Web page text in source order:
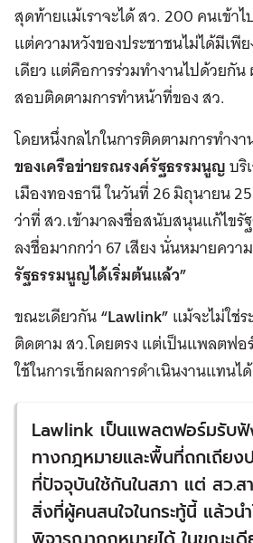
สุดท้ายแม้เราจะได้ สว. 200 คนเข้า
แต่ความหวังของประชาชนไม่ได้มีเพี
เดียว แต่คือการร่วมทำงานไปด้วยกัน
สอบติดตามการทำหน้าที่ของ สว.
โดยหนึ่งกลไกในการติดตามการทำง
ของเครือข่ายรณรงค์รัฐธรรมนูญบ
เมืองทองธานี ในวันที่ 26 มิถุนายน
ว่าที่ สว.เข้ามาลงชื่อสนับสนุนแก้ไข
ลงชื่อมากกว่า 67 เสียง นั่นหมายควา
รัฐธรรมนูญได้เริ่มต้นแล้ว”
ขณะเดียวกัน“Lawlink”แม้จะไม่ใช่
ติดตาม สว.โดยตรง แต่เป็นแพลตฟ
ใช้ในการเช็กผลการดำเนินงานแทนได้
Lawlink เป็นแพลตฟอร์มรับฟั
ทางกฎหมายและพื้นที่ถกเถียง
ที่ปัจจุบันใช้กันในสภา แต่ สว.ส
สิ่งที่ผู้คนสนใจในกระทู้นี้ แล้วนำ